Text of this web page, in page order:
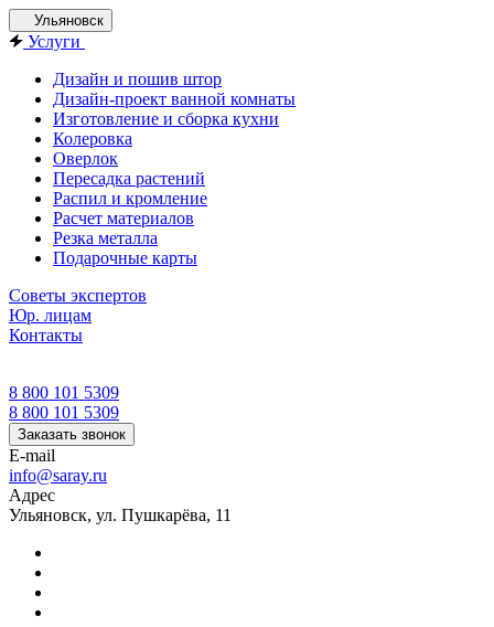
Ульяновск
Услуги
Дизайн и пошив штор
Дизайн-проект ванной комнаты
Изготовление и сборка кухни
Колеровка
Оверлок
Пересадка растений
Распил и кромление
Расчет материалов
Резка металла
Подарочные карты
Советы экспертов
Юр. лицам
Контакты
8 800 101 5309
8 800 101 5309
Заказать звонок
E-mail
info@saray.ru
Адрес
Ульяновск, ул. Пушкарёва, 11